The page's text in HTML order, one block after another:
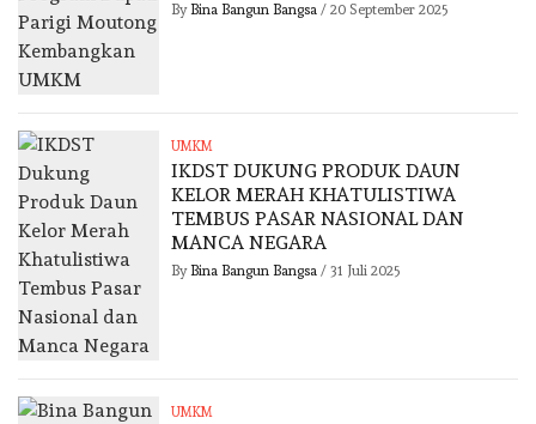
By Bina Bangun Bangsa/ 20 September 2025
UMKM
IKDST DUKUNG PRODUK DAUN
KELOR MERAH KHATULISTIWA
TEMBUS PASAR NASIONAL DAN
MANCA NEGARA
By Bina Bangun Bangsa/ 31 Juli 2025
UMKM